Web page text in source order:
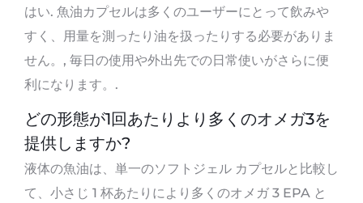
はい. 魚油カプセルは多くのユーザーにとって飲みや
すく、用量を測ったり油を扱ったりする必要がありま
せん。, 毎日の使用や外出先での日常使いがさらに便
利になります。.
どの形態が1回あたりより多くのオメガ3を
提供しますか?
液体の魚油は、単一のソフトジェル カプセルと比較し
て、小さじ 1 杯あたりにより多くのオメガ 3 EPA と